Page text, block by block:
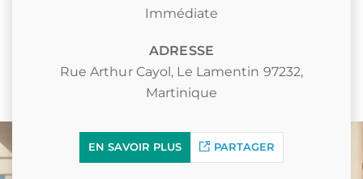
Immédiate
ADRESSE
Rue Arthur Cayol, Le Lamentin 97232,
Martinique
EN SAVOIR PLUS PARTAGER